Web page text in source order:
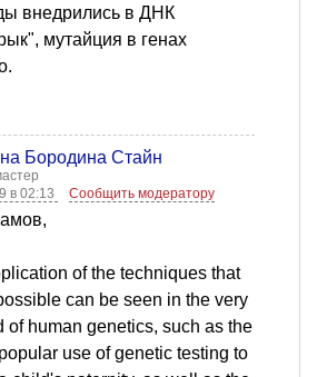
внедрились в ДНК
мутайция в генах
Бородина Стайн
в 02:13
Сообщить модератору
of the techniques that
can be seen in the very
of human genetics, such as the
use of genetic testing to